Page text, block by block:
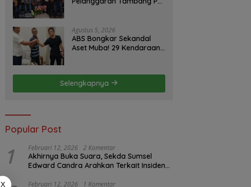
Minggu ke Pemerintah
Agustus 5, 2026
ABS Bongkar Sekandal
Aset Muba! 29 Kendaraan
Selengkapnya
Popular Post
1 Februari 12, 2026 2 Komentar
Akhirnya Buka Suara, Sekda Sumsel
Edward Candra Arahkan Terkait Insiden
Februari 12, 2026 1 Komentar
X